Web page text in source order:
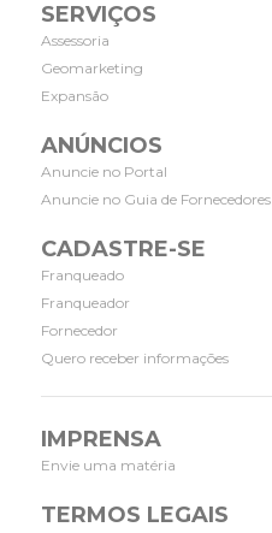
SERVIÇOS
Assessoria
Geomarketing
Expansão
ANÚNCIOS
Anuncie no Portal
Anuncie no Guia de Fornecedores
CADASTRE-SE
Franqueado
Franqueador
Fornecedor
Quero receber informações
IMPRENSA
Envie uma matéria
TERMOS LEGAIS